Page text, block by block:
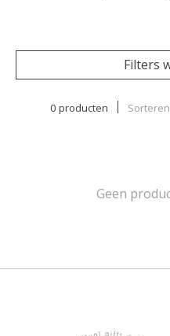
Filters
0 producten
Geen